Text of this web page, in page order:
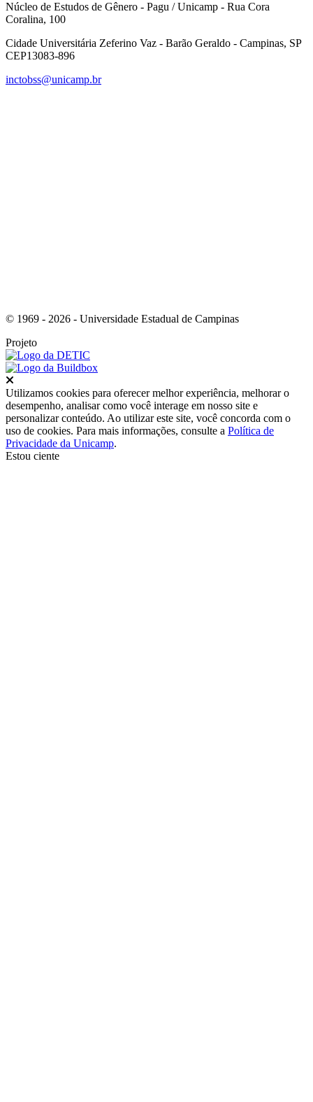
Núcleo de Estudos de Gênero - Pagu / Unicamp - Rua Cora
Coralina, 100
Cidade Universitária Zeferino Vaz - Barão Geraldo - Campinas, SP
CEP13083-896
inctobss@unicamp.br
© 1969 - 2026 - Universidade Estadual de Campinas
Projeto
Utilizamos cookies para oferecer melhor experiência, melhorar o
desempenho, analisar como você interage em nosso site e
personalizar conteúdo. Ao utilizar este site, você concorda com o
uso de cookies. Para mais informações, consulte a Política de
Privacidade da Unicamp.
Estou ciente